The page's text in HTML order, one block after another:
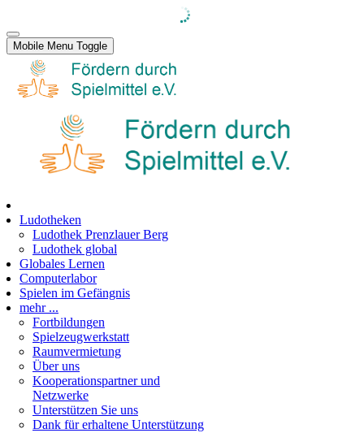
Mobile Menu Toggle
Ludotheken
Ludothek Prenzlauer Berg
Ludothek global
Globales Lernen
Computerlabor
Spielen im Gefängnis
mehr ...
Fortbildungen
Spielzeugwerkstatt
Raumvermietung
Über uns
Kooperationspartner und
Netzwerke
Unterstützen Sie uns
Dank für erhaltene Unterstützung